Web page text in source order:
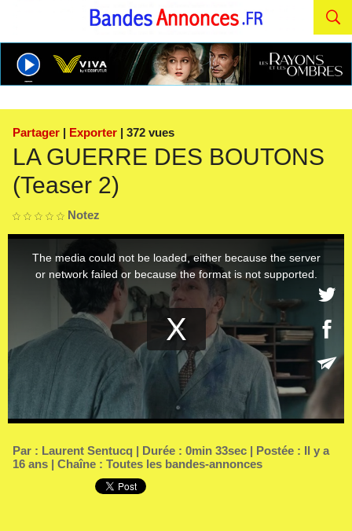
Partager | Exporter | 372 vues
LA GUERRE DES BOUTONS
(Teaser 2)
Notez
Par : Laurent Sentucq | Durée : 0min 33sec | Postée : Il y a
16 ans | Chaîne : Toutes les bandes-annonces